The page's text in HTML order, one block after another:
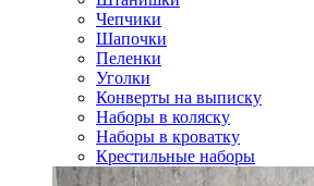
Чепчики
Шапочки
Пеленки
Уголки
Конверты на выписку
Наборы в коляску
Наборы в кроватку
Крестильные наборы